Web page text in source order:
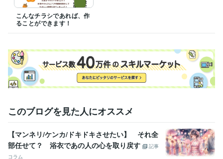
こんなチラシであれば、作
ることができます！
このブログを見た人にオススメ
【マンネリ/ケンカ/ドキドキさせたい】 それ全
部任せて？ 浴衣であの人の心を取り戻す
記事
コラム